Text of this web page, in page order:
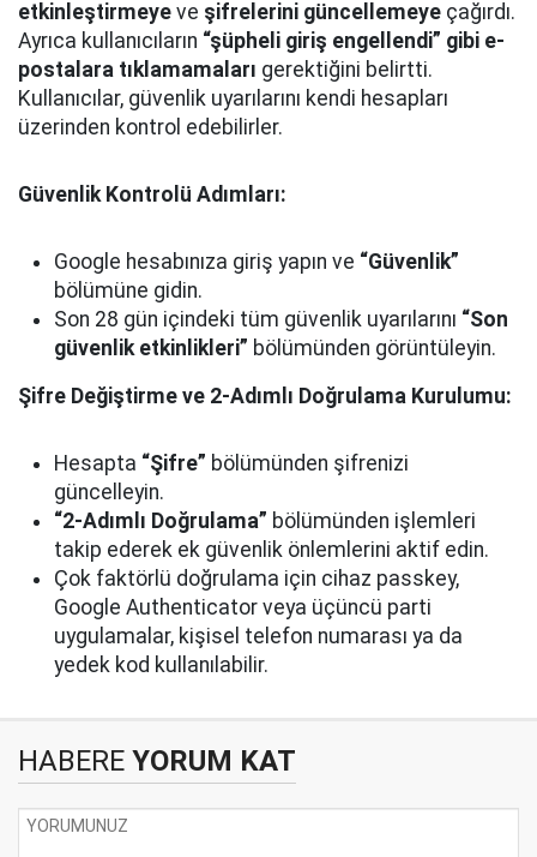
etkinleştirmeye ve şifrelerini güncellemeye çağırdı.
Ayrıca kullanıcıların “şüpheli giriş engellendi” gibi e-
postalara tıklamamaları gerektiğini belirtti.
Kullanıcılar, güvenlik uyarılarını kendi hesapları
üzerinden kontrol edebilirler.
Güvenlik Kontrolü Adımları:
Google hesabınıza giriş yapın ve “Güvenlik”
bölümüne gidin.
Son 28 gün içindeki tüm güvenlik uyarılarını “Son
güvenlik etkinlikleri” bölümünden görüntüleyin.
Şifre Değiştirme ve 2-Adımlı Doğrulama Kurulumu:
Hesapta “Şifre” bölümünden şifrenizi
güncelleyin.
“2-Adımlı Doğrulama” bölümünden işlemleri
takip ederek ek güvenlik önlemlerini aktif edin.
Çok faktörlü doğrulama için cihaz passkey,
Google Authenticator veya üçüncü parti
uygulamalar, kişisel telefon numarası ya da
yedek kod kullanılabilir.
HABERE YORUM KAT